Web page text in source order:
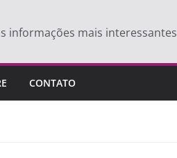
informações mais
CONTATO